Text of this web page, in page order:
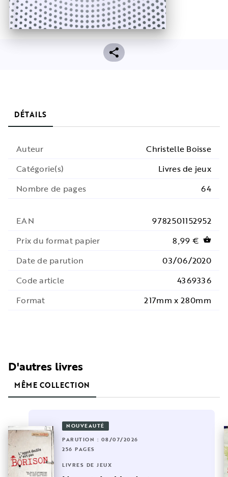
DÉTAILS
Auteur
Christelle Boisse
Catégorie(s)
Livres de jeux
Nombre de pages
64
EAN
9782501152952
Prix du format papier
8,99 € shopping_basket
Date de parution
03/06/2020
Code article
4369336
Format
217mm x 280mm
D'autres livres
MÊME COLLECTION
NOUVEAUTÉ
PARUTION : 08/07/2026
256 PAGES
LIVRES DE JEUX